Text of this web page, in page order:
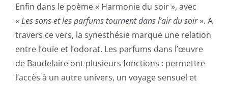
Enfin dans le poème « Harmonie du soir », avec
« Les sons et les parfums tournent dans l’air du soir». A
travers ce vers, la synesthésie marque une relation
entre l’ouïe et l’odorat. Les parfums dans l’œuvre
de Baudelaire ont plusieurs fonctions : permettre
l’accès à un autre univers, un voyage sensuel et